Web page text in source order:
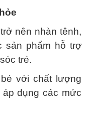
nên nhàn tênh,
sản phẩm hỗ trợ
trẻ.
với chất lượng
dụng các mức